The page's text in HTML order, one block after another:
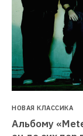
НОВАЯ КЛАССИКА
Альбому